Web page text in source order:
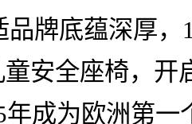
品牌底蕴深厚，
安全座椅，开
年成为欧洲第一